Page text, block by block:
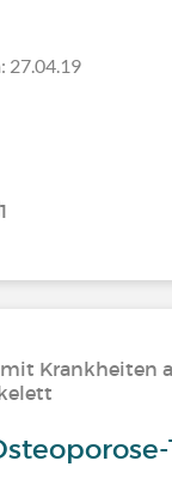
27.04.19
1
Krankheiten